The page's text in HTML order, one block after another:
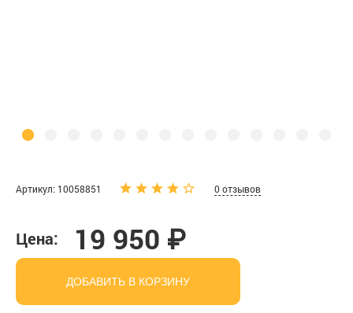
Артикул: 10058851 0 отзывов
Цена: 19 950 ₽
ДОБАВИТЬ В КОРЗИНУ